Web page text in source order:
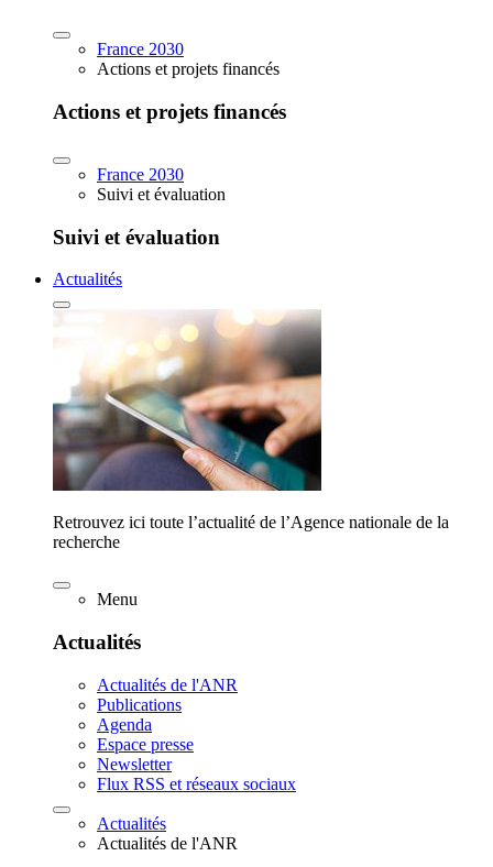
France 2030
Actions et projets financés
Actions et projets financés
France 2030
Suivi et évaluation
Suivi et évaluation
Actualités
Retrouvez ici toute l’actualité de l’Agence nationale de la
recherche
Menu
Actualités
Actualités de l'ANR
Publications
Agenda
Espace presse
Newsletter
Flux RSS et réseaux sociaux
Actualités
Actualités de l'ANR